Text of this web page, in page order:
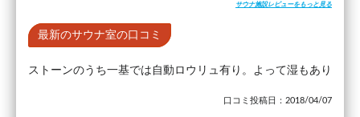
サウナ施設レビューをもっと見る
最新のサウナ室の口コミ
ストーンのうち一基では自動ロウリュ有り。よって湿もあり
口コミ投稿日：2018/04/07